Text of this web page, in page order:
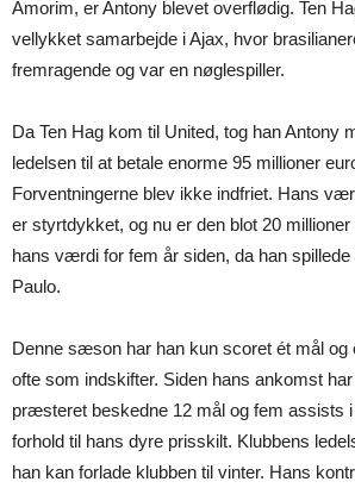
Amorim, er Antony blevet overflødig. Ten
vellykket samarbejde i Ajax, hvor
fremragende og var en nøglespiller.
Da Ten Hag kom til United, tog han Antony
ledelsen til at betale enorme 95 millioner
Forventningerne blev ikke indfriet. Hans
er styrtdykket, og nu er den blot 20
hans værdi for fem år siden, da han
Paulo.
Denne sæson har han kun scoret ét mål og
ofte som indskifter. Siden hans ankomst
præsteret beskedne 12 mål og fem assists
forhold til hans dyre prisskilt. Klubbens
han kan forlade klubben til vinter. Hans